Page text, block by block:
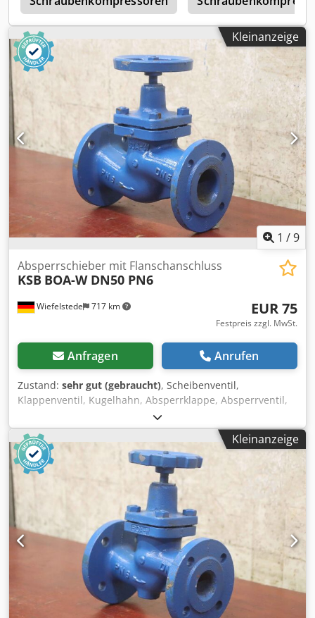
Kleinanzeige
1 /9
Wiefelstede 717 km
Absperrschieber mit Flanschanschluss
KSB BOA-W DN50 PN6
EUR 75
Festpreis zzgl. MwSt.
Anfragen Anrufen
Zustand: sehr gut (gebraucht), Scheibenventil,
Klappenventil, Kugelhahn, Absperrklappe, Absperrventil,
Schieber, Membranventil, Membran-Absperrventil,
Flanschen-Absperrventil -Hersteller: KSB, Absperrschieber
Absperrventil Typ BOA-W -Anschluß: DN 50 PN 6 -Anzahl:
3x Ventil vorhanden -Preis: pro Stück Chodpfxjrp Ikrj Alrsa -
Abmessung: 230/140/H260 mm -Gewicht: 8,6 kg/St.
Kleinanzeige